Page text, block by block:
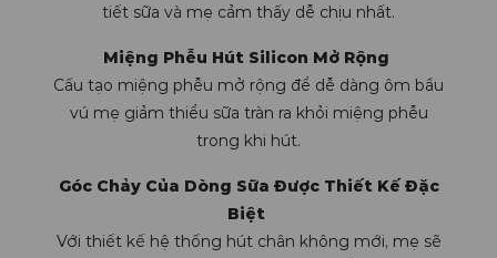
tiết sữa và mẹ cảm thấy dễ chịu nhất.
Miệng Phễu Hút Silicon Mở Rộng
Cấu tạo miệng phễu mở rộng để dễ dàng ôm bầu
vú mẹ giảm thiểu sữa tràn ra khỏi miệng phễu
trong khi hút.
Góc Chảy Của Dòng Sữa Được Thiết Kế Đặc
Biệt
Với thiết kế hệ thống hút chân không mới, mẹ sẽ